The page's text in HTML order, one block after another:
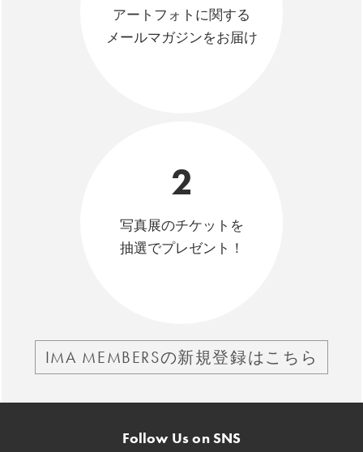
アートフォトに関する
メールマガジンをお届け
2
写真展のチケットを
抽選でプレゼント！
IMA MEMBERSの新規登録はこちら
Follow Us on SNS